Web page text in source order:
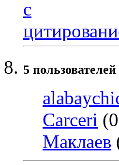
5
Carceri
Маклаев